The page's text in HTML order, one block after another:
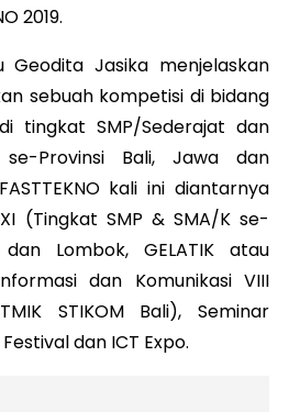
2019.
Geodita Jasika menjelaskan
sebuah kompetisi di bidang
tingkat SMP/Sederajat dan
se-Provinsi Bali, Jawa dan
kali ini diantarnya
(Tingkat SMP & SMA/K se-
Lombok, GELATIK atau
dan Komunikasi VIII
STIKOM Bali), Seminar
dan ICT Expo.